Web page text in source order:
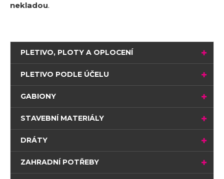
nekladou.
PLETIVO, PLOTY A OPLOCENÍ
PLETIVO PODLE ÚČELU
GABIONY
STAVEBNÍ MATERIÁLY
DRÁTY
ZAHRADNÍ POTŘEBY